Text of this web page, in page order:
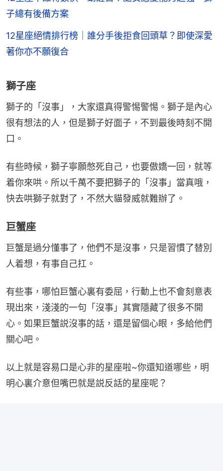
子總有後備方案
12星座絕情排行榜｜誰分手後拒食回頭草？即使深愛
著你亦不願復合
獅子座
獅子的「沒事」，大家還真得警惕警惕。獅子是內心
很有想法的人，但是獅子好面子，不到最後時刻不開
口。
有些時候，獅子寧願憋死自己，也要傲嬌一回，就等
着你來哄。所以千萬不要把獅子的「沒事」當真哦，
快去哄獅子就對了，不然大貓發威就難辦了。
巨蟹座
巨蟹是過分懂事了，他們不是沒事，只是習慣了替別
人着想，有事自己扛。
有些事，哪怕巨蟹心裏有委屈，行動上也不會刻意表
現出來，淺淺的一句「沒事」其實隱藏了很多不開
心。如果巨蟹説沒事的話，還是留個心眼，多給他們
關心吧。
以上就是容易口是心非的星座啦~你還知道哪些，明
明心裏介意但嘴巴就是説反話的星座呢？